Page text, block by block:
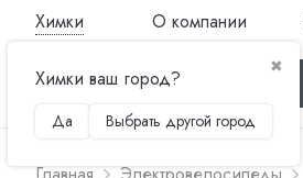
Химки
✖
Химки ваш город?
Да Выбрать другой город
О компании